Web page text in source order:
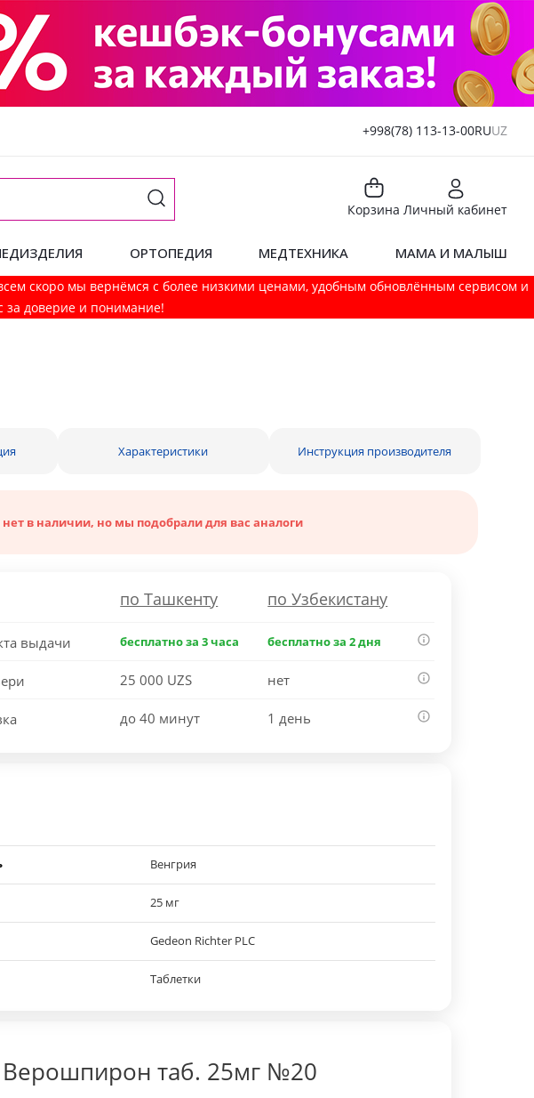
+998(78) 113-13-00RUUZ
Корзина Личный кабинет
ОРТОПЕДИЯ МЕДТЕХНИКА МАМА И МАЛЫШ
скоро мы вернёмся с более низкими ценами, удобным обновлённым сервисом и
за доверие и понимание!
Характеристики Инструкция производителя
нет в наличии, но мы подобрали для вас аналоги
по Ташкенту по Узбекистану
выдачи бесплатно за 3 часа бесплатно за 2 дня
25 000 UZS нет
до 40 минут 1 день
Венгрия
25 мг
Gedeon Richter PLC
Таблетки
Верошпирон таб. 25мг №20